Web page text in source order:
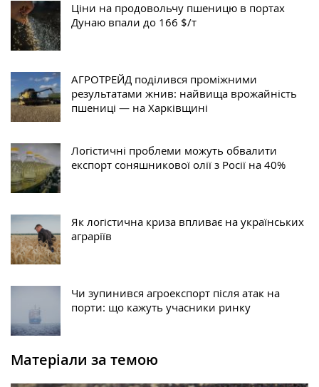
Ціни на продовольчу пшеницю в портах
Дунаю впали до 166 $/т
АГРОТРЕЙД поділився проміжними
результатами жнив: найвища врожайність
пшениці — на Харківщині
Логістичні проблеми можуть обвалити
експорт соняшникової олії з Росії на 40%
Як логістична криза впливає на українських
аграріїв
Чи зупинився агроекспорт після атак на
порти: що кажуть учасники ринку
Матеріали за темою